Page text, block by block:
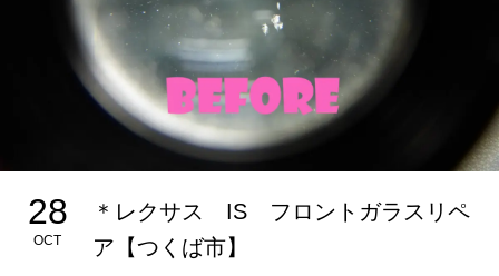
28
OCT
＊レクサス IS フロントガラスリペ
ア【つくば市】